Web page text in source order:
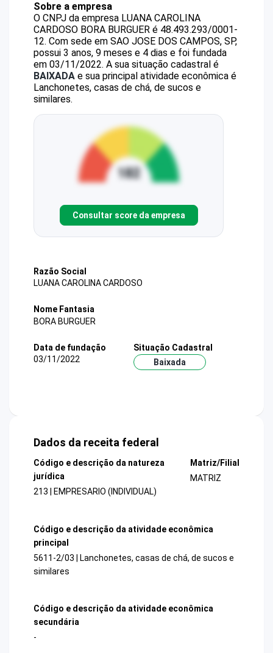
Sobre a empresa
O CNPJ da empresa LUANA CAROLINA
CARDOSO BORA BURGUER é 48.493.293/0001-
12. Com sede em SAO JOSE DOS CAMPOS, SP,
possui 3 anos, 9 meses e 4 dias e foi fundada
em 03/11/2022. A sua situação cadastral é
BAIXADA e sua principal atividade econômica é
Lanchonetes, casas de chá, de sucos e
similares.
Consultar score da empresa
Razão Social
LUANA CAROLINA CARDOSO
Nome Fantasia
BORA BURGUER
Data de fundação
03/11/2022
Situação Cadastral
Baixada
Dados da receita federal
Código e descrição da natureza
jurídica
213 | EMPRESARIO (INDIVIDUAL)
Matriz/Filial
MATRIZ
Código e descrição da atividade econômica
principal
5611-2/03 | Lanchonetes, casas de chá, de sucos e
similares
Código e descrição da atividade econômica
secundária
-